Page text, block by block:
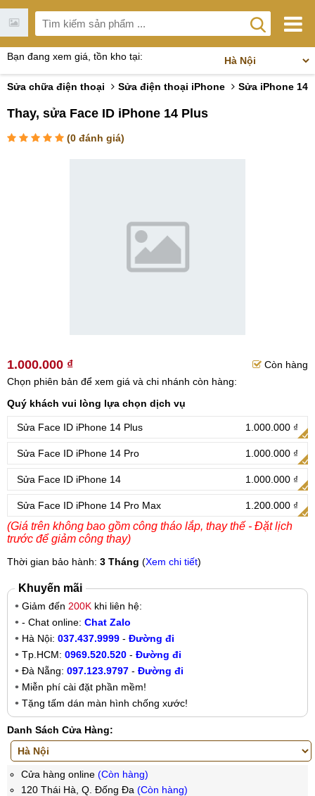
Bạn đang xem giá, tồn kho tại:
Sửa chữa điện thoại Sửa điện thoại iPhone Sửa iPhone 14
Thay, sửa Face ID iPhone 14 Plus
(0 đánh giá)
1.000.000 ₫
Còn hàng
Chọn phiên bản để xem giá và chi nhánh còn hàng:
Quý khách vui lòng lựa chọn dịch vụ
Sửa Face ID iPhone 14 Plus 1.000.000 ₫
Sửa Face ID iPhone 14 Pro 1.000.000 ₫
Sửa Face ID iPhone 14 1.000.000 ₫
Sửa Face ID iPhone 14 Pro Max 1.200.000 ₫
(Giá trên không bao gồm công tháo lắp, thay thế - Đặt lịch
trước để giảm công thay)
Thời gian bảo hành: 3 Tháng (Xem chi tiết)
Khuyến mãi
Giảm đến 200K khi liên hệ:
- Chat online: Chat Zalo
Hà Nội: 037.437.9999 - Đường đi
Tp.HCM: 0969.520.520 - Đường đi
Đà Nẵng: 097.123.9797 - Đường đi
Miễn phí cài đặt phần mềm!
Tặng tấm dán màn hình chống xước!
Danh Sách Cửa Hàng:
Cửa hàng online (Còn hàng)
120 Thái Hà, Q. Đống Đa (Còn hàng)